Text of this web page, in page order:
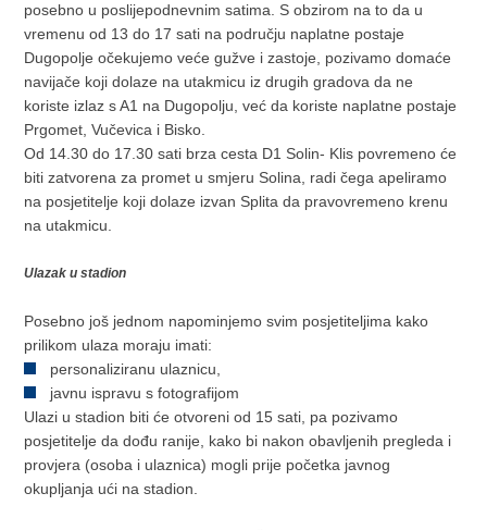
posebno u poslijepodnevnim satima. S obzirom na to da u
vremenu od 13 do 17 sati na području naplatne postaje
Dugopolje očekujemo veće gužve i zastoje, pozivamo domaće
navijače koji dolaze na utakmicu iz drugih gradova da ne
koriste izlaz s A1 na Dugopolju, već da koriste naplatne postaje
Prgomet, Vučevica i Bisko.
Od 14.30 do 17.30 sati brza cesta D1 Solin- Klis povremeno će
biti zatvorena za promet u smjeru Solina, radi čega apeliramo
na posjetitelje koji dolaze izvan Splita da pravovremeno krenu
na utakmicu.
Ulazak u stadion
Posebno još jednom napominjemo svim posjetiteljima kako
prilikom ulaza moraju imati:
personaliziranu ulaznicu,
javnu ispravu s fotografijom
Ulazi u stadion biti će otvoreni od 15 sati, pa pozivamo
posjetitelje da dođu ranije, kako bi nakon obavljenih pregleda i
provjera (osoba i ulaznica) mogli prije početka javnog
okupljanja ući na stadion.